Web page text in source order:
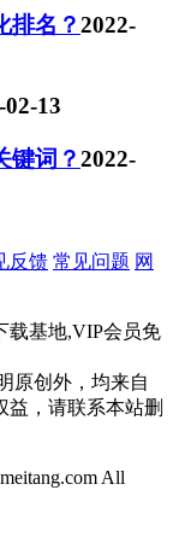
排名？2022-
02-13
键词？2022-
反馈 常见问题 网
载基地,VIP会员免
原创外，均来自
益，请联系本站删
All